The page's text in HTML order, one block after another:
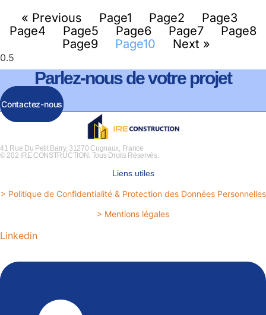
« Previous Page1 Page2 Page3
Page4 Page5 Page6 Page7 Page8
Page9 Page10 Next »
Parlez-nous de votre projet
Contactez-nous
41 Rue Du Petit Barry, 31270 Cugnaux, France
© 202 IRE CONSTRUCTION. Tous Droits Réservés.
Liens utiles
> Politique de Confidentialité & Protection des Données Personnelles
> Mentions légales
Linkedin